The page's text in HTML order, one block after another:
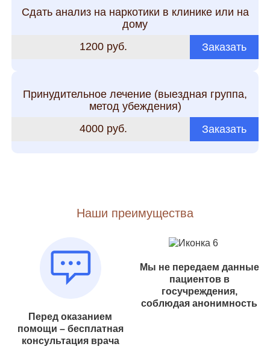
Сдать анализ на наркотики в клинике или на
дому
1200 руб.
Заказать
Принудительное лечение (выездная группа,
метод убеждения)
4000 руб.
Заказать
Наши преимущества
Перед оказанием
помощи – бесплатная
консультация врача
Мы не передаем данные
пациентов в
госучреждения,
соблюдая анонимность